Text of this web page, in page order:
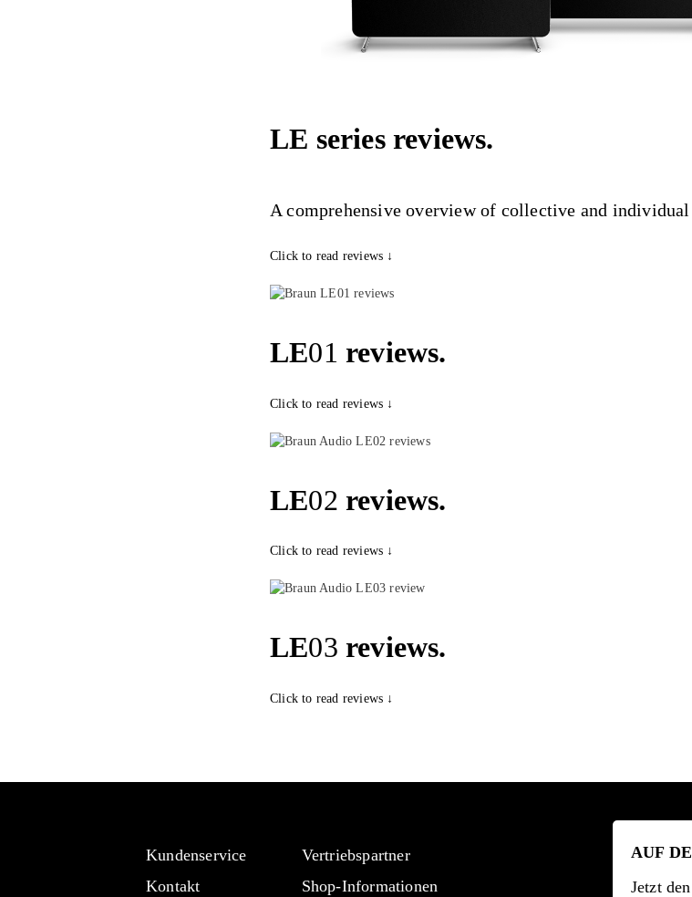
LE series reviews.
A comprehensive overview of collective and
Click to read reviews ↓
LE01 reviews.
Click to read reviews ↓
LE02 reviews.
Click to read reviews ↓
LE03 reviews.
Click to read reviews ↓
Kundenservice
Kontakt
Vertriebspartner
Shop-Informationen
AUF
Jetzt